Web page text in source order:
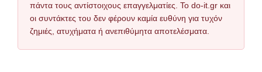
πάντα τους αντίστοιχους επαγγελματίες. Το do-it.gr και
οι συντάκτες του δεν φέρουν καμία ευθύνη για τυχόν
ζημιές, ατυχήματα ή ανεπιθύμητα αποτελέσματα.